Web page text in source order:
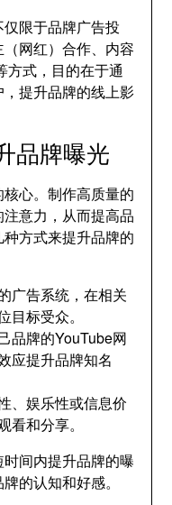
限于品牌广告投
网红）合作、内容
方式，目的在于通
提升品牌的线上影
品牌曝光
心。制作高质量的
意力，从而提高品
方式来提升品牌的
广告系统，在相关
标受众。
品牌的YouTube网
应提升品牌知名
、娱乐性或信息价
和分享。
间内提升品牌的曝
的认知和好感。